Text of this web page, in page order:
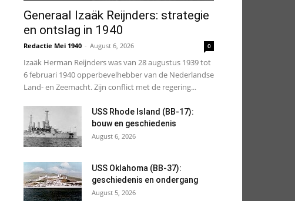
Generaal Izaäk Reijnders: strategie
en ontslag in 1940
Redactie Mei 1940 - August 6, 2026 0
Izaäk Herman Reijnders was van 28 augustus 1939 tot
6 februari 1940 opperbevelhebber van de Nederlandse
Land- en Zeemacht. Zijn conflict met de regering...
USS Rhode Island (BB-17):
bouw en geschiedenis
August 6, 2026
USS Oklahoma (BB-37):
geschiedenis en ondergang
August 5, 2026